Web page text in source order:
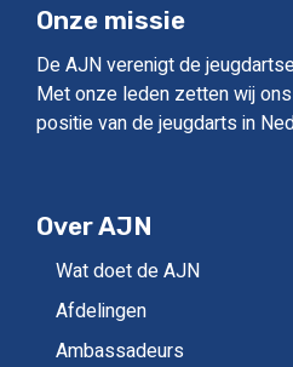
Onze missie
De AJN verenigt de
Met onze leden zetten wij
positie van de jeugdarts in
Over AJN
Wat doet de AJN
Afdelingen
Ambassadeurs